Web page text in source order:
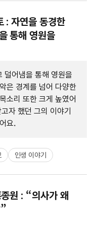
: 자연을 동경한
통해 영원을
덜어냄을 통해 영원을
은 경계를 넘어 다양한
소리 또한 크게 높였어
자 했던 그의 이야기
요.
인생 이야기
원 : “의사가 왜